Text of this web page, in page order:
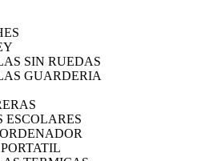
SIN RUEDAS
GUARDERIA
ESCOLARES